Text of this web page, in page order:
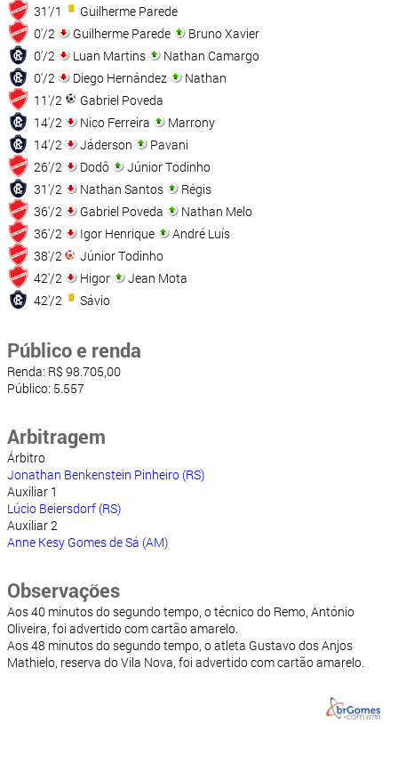
31'/1
Guilherme Parede
0'/2
Guilherme Parede
Bruno Xavier
0'/2
Luan Martins
Nathan Camargo
0'/2
Diego Hernández
Nathan
11'/2
Gabriel Poveda
14'/2
Nico Ferreira
Marrony
14'/2
Jáderson
Pavani
26'/2
Dodô
Júnior Todinho
31'/2
Nathan Santos
Régis
36'/2
Gabriel Poveda
Nathan Melo
36'/2
Igor Henrique
André Luís
38'/2
Júnior Todinho
42'/2
Higor
Jean Mota
42'/2
Sávio
Público e renda
Renda: R$ 98.705,00
Público: 5.557
Arbitragem
Árbitro
Jonathan Benkenstein Pinheiro (RS)
Auxiliar 1
Lúcio Beiersdorf (RS)
Auxiliar 2
Anne Kesy Gomes de Sá (AM)
Observações
Aos 40 minutos do segundo tempo, o técnico do Remo, António
Oliveira, foi advertido com cartão amarelo.
Aos 48 minutos do segundo tempo, o atleta Gustavo dos Anjos
Mathielo, reserva do Vila Nova, foi advertido com cartão amarelo.